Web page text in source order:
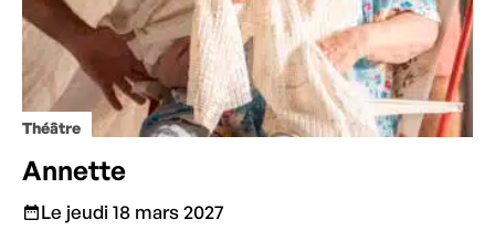
Théâtre
Annette
Le jeudi 18 mars 2027